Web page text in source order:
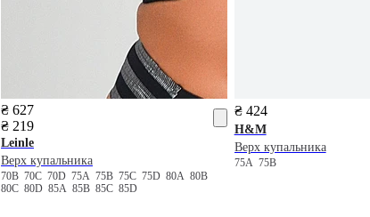
₴ 627
₴ 219
Leinle
Верх купальника
70B 70C 70D 75A 75B 75C 75D 80A 80B
80C 80D 85A 85B 85C 85D
₴ 424
H&M
Верх купальника
75A 75B